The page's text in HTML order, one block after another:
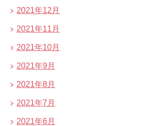
2021年12月
2021年11月
2021年10月
2021年9月
2021年8月
2021年7月
2021年6月